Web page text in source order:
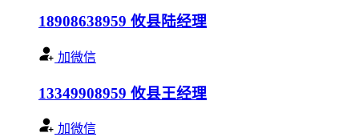
18908638959 攸县陆经理
加微信
13349908959 攸县王经理
加微信